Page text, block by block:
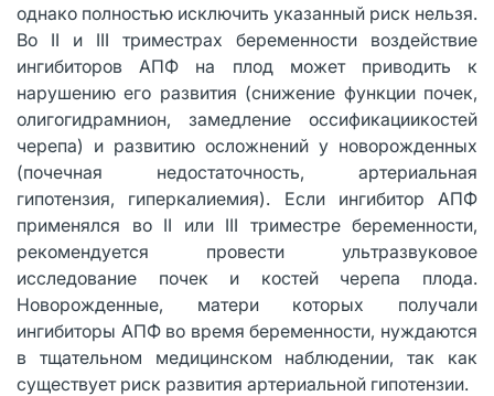
однако полностью исключить указанный риск нельзя.
Во II и III триместрах беременности воздействие
ингибиторов АПФ на плод может приводить к
нарушению его развития (снижение функции почек,
олигогидрамнион, замедление оссификациикостей
черепа) и развитию осложнений у новорожденных
(почечная недостаточность, артериальная
гипотензия, гиперкалиемия). Если ингибитор АПФ
применялся во II или III триместре беременности,
рекомендуется провести ультразвуковое
исследование почек и костей черепа плода.
Новорожденные, матери которых получали
ингибиторы АПФ во время беременности, нуждаются
в тщательном медицинском наблюдении, так как
существует риск развития артериальной гипотензии.